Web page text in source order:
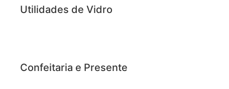
Utilidades de Vidro
Confeitaria e Presente